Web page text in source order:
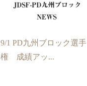
9/1 PD九州ブロック選手
権 成績アッ...